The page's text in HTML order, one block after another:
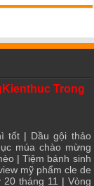
Trong
tốt| Dầu gội thảo
múa chào mừng
|Tiệm bánh sinh
mỹ phẩm cle de
20 tháng 11 | Vòng